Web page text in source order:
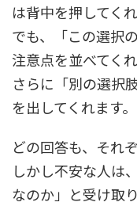
は背中を押してく
でも、「この選択
注意点を並べてく
さらに「別の選択
を出してくれます。
どの回答も、それ
しかし不安な人は
なのか」と受け取